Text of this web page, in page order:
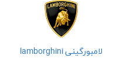
لامبورگینی lamborghini